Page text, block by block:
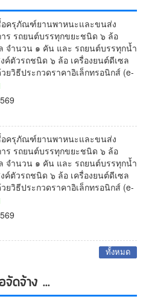
อครุภัณฑ์ยานพาหนะและขนส่ง
ร รถยนต์บรรทุกขยะชนิด ๖ ล้อ
จำนวน ๑ คัน และ รถยนต์บรรทุกน้ำ
ค์ตัวรถชนิด ๖ ล้อ เครื่องยนต์ดีเซล
ยวิธีประกวดราคาอิเล็กทรอนิกส์ (e-
อครุภัณฑ์ยานพาหนะและขนส่ง
ร รถยนต์บรรทุกขยะชนิด ๖ ล้อ
จำนวน ๑ คัน และ รถยนต์บรรทุกน้ำ
ค์ตัวรถชนิด ๖ ล้อ เครื่องยนต์ดีเซล
ยวิธีประกวดราคาอิเล็กทรอนิกส์ (e-
ทั้งหมด
จัดจ้าง ...